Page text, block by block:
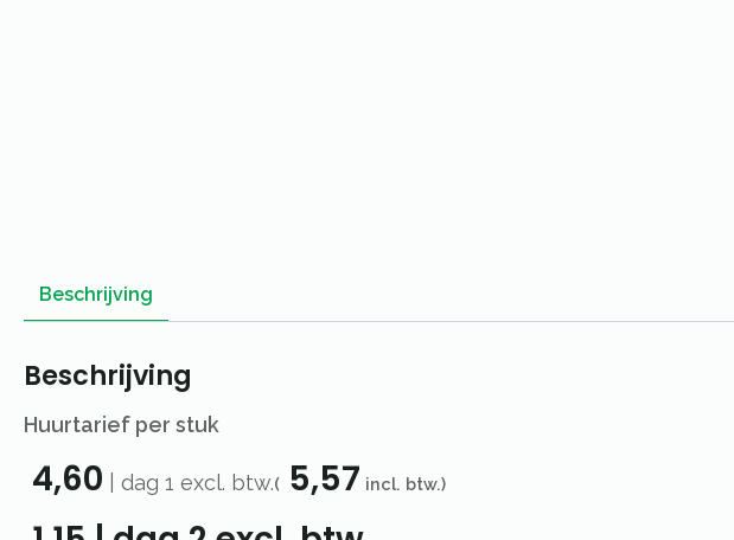
Beschrijving
Beschrijving
Huurtarief per stuk
4,60 dag 1 excl. btw.( 5,57 incl. btw.)